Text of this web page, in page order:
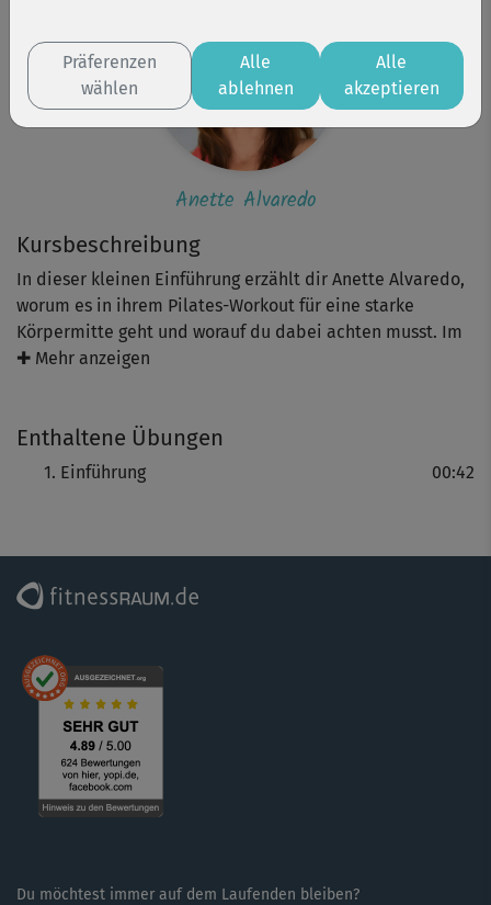
Kursbeschreibung
In dieser kleinen Einführung erzählt dir Anette Alvaredo,
worum es in ihrem Pilates-Workout für eine starke
Körpermitte geht und worauf du dabei achten musst. Im
Mittelpunkt steht ein geschmeidiger und beweglicher
Hüftmuskulatur. Freu dich auf eine Rundum-Wohlfühl-
Kursreihe für mehr innere Stärke!
✚ Mehr anzeigen
Enthaltene Übungen
Einführung 00:42
Anette Alvaredo
Du möchtest immer auf dem Laufenden bleiben?
Präferenzen
wählen
Alle
ablehnen
Alle
akzeptieren